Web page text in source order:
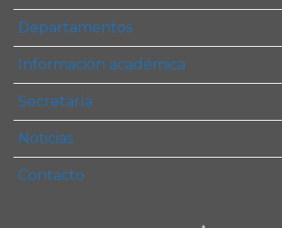
Departamentos
Información académica
Secretaría
Noticias
Contacto